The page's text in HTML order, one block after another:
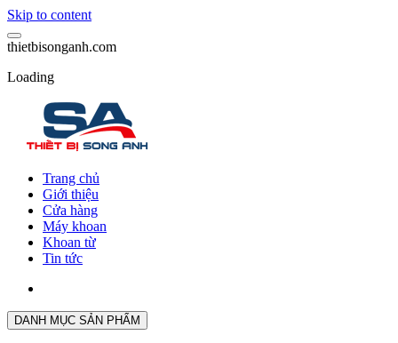
Skip to content
thietbisonganh.com
Loading
Trang chủ
Giới thiệu
Cửa hàng
Máy khoan
Khoan từ
Tin tức
DANH MỤC SẢN PHẨM